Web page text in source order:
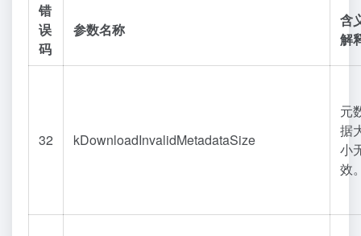
错
误
码
参数名称
含
解
32 kDownloadInvalidMetadataSize
元
据
小
效